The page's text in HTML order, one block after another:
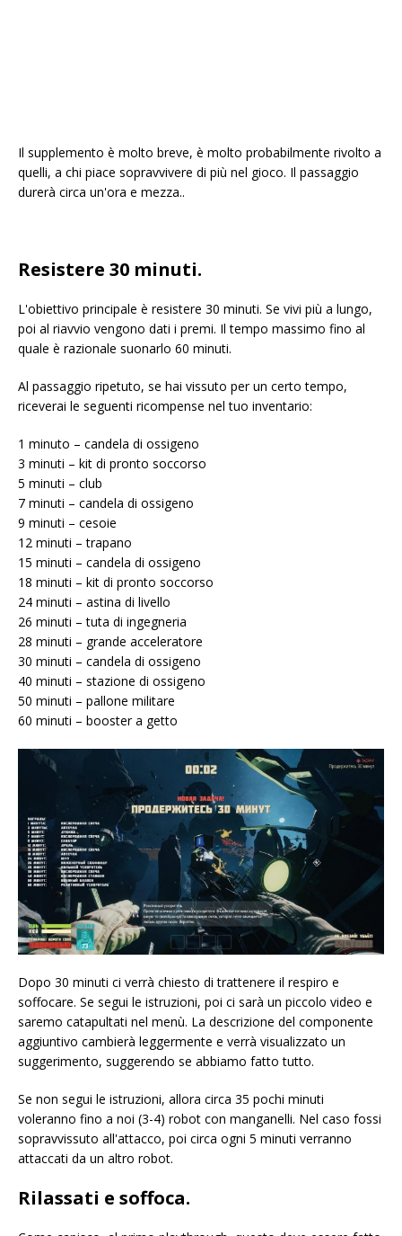
Il supplemento è molto breve, è molto probabilmente rivolto a
quelli, a chi piace sopravvivere di più nel gioco. Il passaggio
durerà circa un'ora e mezza..
Resistere 30 minuti.
L'obiettivo principale è resistere 30 minuti. Se vivi più a lungo,
poi al riavvio vengono dati i premi. Il tempo massimo fino al
quale è razionale suonarlo 60 minuti.
Al passaggio ripetuto, se hai vissuto per un certo tempo,
riceverai le seguenti ricompense nel tuo inventario:
1 minuto – candela di ossigeno
3 minuti – kit di pronto soccorso
5 minuti – club
7 minuti – candela di ossigeno
9 minuti – cesoie
12 minuti – trapano
15 minuti – candela di ossigeno
18 minuti – kit di pronto soccorso
24 minuti – astina di livello
26 minuti – tuta di ingegneria
28 minuti – grande acceleratore
30 minuti – candela di ossigeno
40 minuti – stazione di ossigeno
50 minuti – pallone militare
60 minuti – booster a getto
Dopo 30 minuti ci verrà chiesto di trattenere il respiro e
soffocare. Se segui le istruzioni, poi ci sarà un piccolo video e
saremo catapultati nel menù. La descrizione del componente
aggiuntivo cambierà leggermente e verrà visualizzato un
suggerimento, suggerendo se abbiamo fatto tutto.
Se non segui le istruzioni, allora circa 35 pochi minuti
voleranno fino a noi (3-4) robot con manganelli. Nel caso fossi
sopravvissuto all'attacco, poi circa ogni 5 minuti verranno
attaccati da un altro robot.
Rilassati e soffoca.